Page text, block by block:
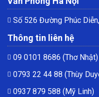
Số 526 Đường Phúc
Thông tin liên hệ
09 0101 8686 (Thơ Nhật)
0793 22 44 88 (Thùy
0937 879 588 (Mỹ Linh)